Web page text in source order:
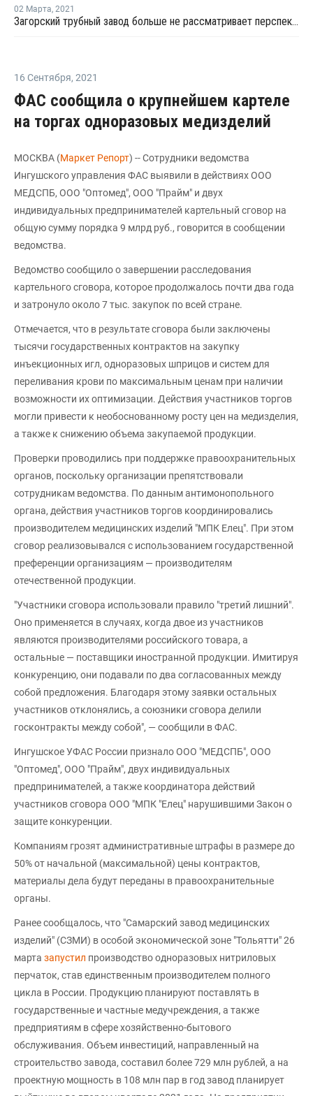
02 Марта, 2021
Загорский трубный завод больше не рассматривает перспективы слияний
16 Сентября, 2021
ФАС сообщила о крупнейшем картеле
на торгах одноразовых медизделий
МОСКВА (Маркет Репорт) -- Сотрудники ведомства
Ингушского управления ФАС выявили в действиях ООО
МЕДСПБ, ООО "Оптомед", ООО "Прайм" и двух
индивидуальных предпринимателей картельный сговор на
общую сумму порядка 9 млрд руб., говорится в сообщении
ведомства.
Ведомство сообщило о завершении расследования
картельного сговора, которое продолжалось почти два года
и затронуло около 7 тыс. закупок по всей стране.
Отмечается, что в результате сговора были заключены
тысячи государственных контрактов на закупку
инъекционных игл, одноразовых шприцов и систем для
переливания крови по максимальным ценам при наличии
возможности их оптимизации. Действия участников торгов
могли привести к необоснованному росту цен на медизделия,
а также к снижению объема закупаемой продукции.
Проверки проводились при поддержке правоохранительных
органов, поскольку организации препятствовали
сотрудникам ведомства. По данным антимонопольного
органа, действия участников торгов координировались
производителем медицинских изделий "МПК Елец". При этом
сговор реализовывался с использованием государственной
преференции организациям — производителям
отечественной продукции.
"Участники сговора использовали правило "третий лишний".
Оно применяется в случаях, когда двое из участников
являются производителями российского товара, а
остальные — поставщики иностранной продукции. Имитируя
конкуренцию, они подавали по два согласованных между
собой предложения. Благодаря этому заявки остальных
участников отклонялись, а союзники сговора делили
госконтракты между собой", — сообщили в ФАС.
Ингушское УФАС России признало ООО "МЕДСПБ", ООО
"Оптомед", ООО "Прайм", двух индивидуальных
предпринимателей, а также координатора действий
участников сговора ООО "МПК "Елец" нарушившими Закон о
защите конкуренции.
Компаниям грозят административные штрафы в размере до
50% от начальной (максимальной) цены контрактов,
материалы дела будут переданы в правоохранительные
органы.
Ранее сообщалось, что "Самарский завод медицинских
изделий" (СЗМИ) в особой экономической зоне "Тольятти" 26
марта запустил производство одноразовых нитриловых
перчаток, став единственным производителем полного
цикла в России. Продукцию планируют поставлять в
государственные и частные медучреждения, а также
предприятиям в сфере хозяйственно-бытового
обслуживания. Объем инвестиций, направленный на
строительство завода, составил более 729 млн рублей, а на
проектную мощность в 108 млн пар в год завод планирует